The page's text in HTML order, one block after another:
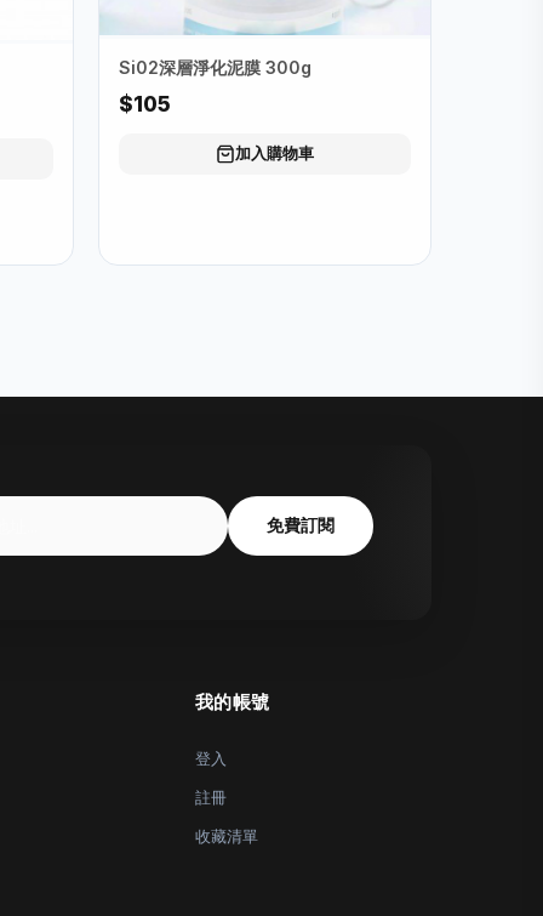
Si02深層淨化泥膜 300g
$105
加入購物車
免費訂閱
我的帳號
登入
註冊
收藏清單